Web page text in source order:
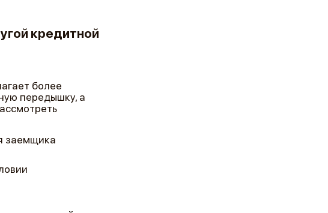
кредитной
более
передышку, а
заемщика